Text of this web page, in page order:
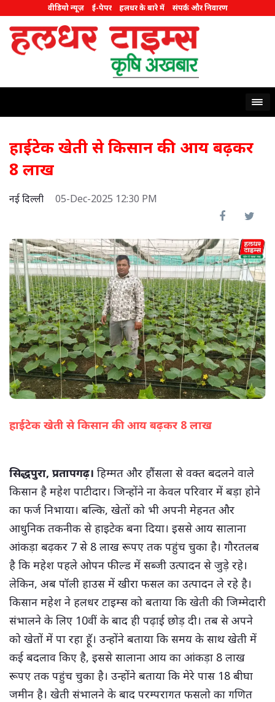
वीडियो न्यूज़ ई-पेपर हलधर के बारे में संपर्क और निवारण
हाईटेक खेती से किसान की आय बढ़कर
8 लाख
नई दिल्ली 05-Dec-2025 12:30 PM
हाईटेक खेती से किसान की आय बढ़कर 8 लाख
सिद्धपुरा, प्रतापगढ़। हिम्मत और हौंसला से वक्त बदलने वाले
किसान है महेश पाटीदार। जिन्होंने ना केवल परिवार में बड़ा होने
का फर्ज निभाया। बल्कि, खेतों को भी अपनी मेहनत और
आधुनिक तकनीक से हाइटेक बना दिया। इससे आय सालाना
आंकड़ा बढ़कर 7 से 8 लाख रूपए तक पहुंच चुका है। गौरतलब
है कि महेश पहले ओपन फील्ड में सब्जी उत्पादन से जुड़े रहे।
लेकिन, अब पॉली हाउस में खीरा फसल का उत्पादन ले रहे है।
किसान महेश ने हलधर टाइम्स को बताया कि खेती की जिम्मेदारी
संभालने के लिए 10वीं के बाद ही पढ़ाई छोड़ दी। तब से अपने
को खेतों में पा रहा हॅू। उन्होंने बताया कि समय के साथ खेती में
कई बदलाव किए है, इससे सालाना आय का आंकड़ा 8 लाख
रूपए तक पहुंच चुका है। उन्होंने बताया कि मेरे पास 18 बीघा
जमीन है। खेती संभालने के बाद परम्परागत फसलो का गणित